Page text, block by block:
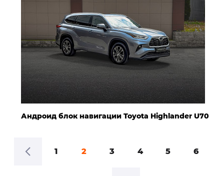
Андроид блок навигации Toyota Highlander U70
1 2 3 4 5 6